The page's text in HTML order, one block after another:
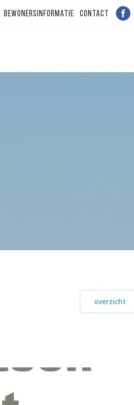
Bewonersinformatie Contact
overzicht